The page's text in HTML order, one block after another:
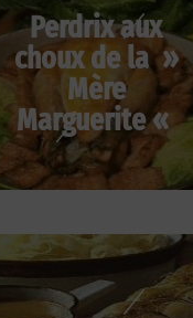
Perdrix aux
choux de la »
Mère
Marguerite «